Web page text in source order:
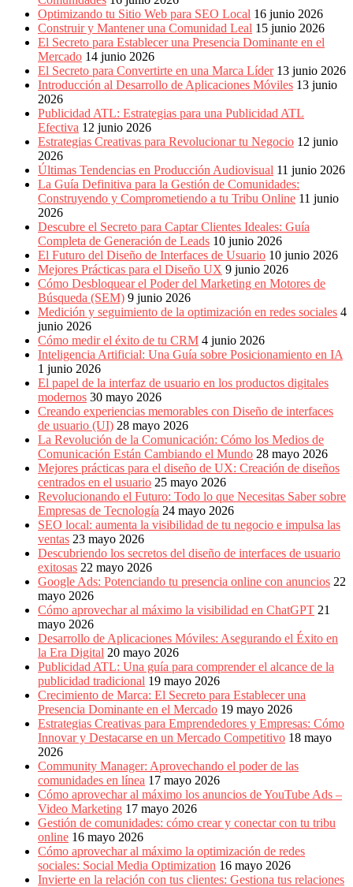
Optimizando tu Sitio Web para SEO Local 16 junio 2026
Construir y Mantener una Comunidad Leal 15 junio 2026
El Secreto para Establecer una Presencia Dominante en el
Mercado 14 junio 2026
El Secreto para Convertirte en una Marca Líder 13 junio 2026
Introducción al Desarrollo de Aplicaciones Móviles 13 junio
2026
Publicidad ATL: Estrategias para una Publicidad ATL
Efectiva 12 junio 2026
Estrategias Creativas para Revolucionar tu Negocio 12 junio
2026
Últimas Tendencias en Producción Audiovisual 11 junio 2026
La Guía Definitiva para la Gestión de Comunidades:
Construyendo y Comprometiendo a tu Tribu Online 11 junio
2026
Descubre el Secreto para Captar Clientes Ideales: Guía
Completa de Generación de Leads 10 junio 2026
El Futuro del Diseño de Interfaces de Usuario 10 junio 2026
Mejores Prácticas para el Diseño UX 9 junio 2026
Cómo Desbloquear el Poder del Marketing en Motores de
Búsqueda (SEM) 9 junio 2026
Medición y seguimiento de la optimización en redes sociales 4
junio 2026
Cómo medir el éxito de tu CRM 4 junio 2026
Inteligencia Artificial: Una Guía sobre Posicionamiento en IA
1 junio 2026
El papel de la interfaz de usuario en los productos digitales
modernos 30 mayo 2026
Creando experiencias memorables con Diseño de interfaces
de usuario (UI) 28 mayo 2026
La Revolución de la Comunicación: Cómo los Medios de
Comunicación Están Cambiando el Mundo 28 mayo 2026
Mejores prácticas para el diseño de UX: Creación de diseños
centrados en el usuario 25 mayo 2026
Revolucionando el Futuro: Todo lo que Necesitas Saber sobre
Empresas de Tecnología 24 mayo 2026
SEO local: aumenta la visibilidad de tu negocio e impulsa las
ventas 23 mayo 2026
Descubriendo los secretos del diseño de interfaces de usuario
exitosas 22 mayo 2026
Google Ads: Potenciando tu presencia online con anuncios 22
mayo 2026
Cómo aprovechar al máximo la visibilidad en ChatGPT 21
mayo 2026
Desarrollo de Aplicaciones Móviles: Asegurando el Éxito en
la Era Digital 20 mayo 2026
Publicidad ATL: Una guía para comprender el alcance de la
publicidad tradicional 19 mayo 2026
Crecimiento de Marca: El Secreto para Establecer una
Presencia Dominante en el Mercado 19 mayo 2026
Estrategias Creativas para Emprendedores y Empresas: Cómo
Innovar y Destacarse en un Mercado Competitivo 18 mayo
2026
Community Manager: Aprovechando el poder de las
comunidades en línea 17 mayo 2026
Cómo aprovechar al máximo los anuncios de YouTube Ads –
Video Marketing 17 mayo 2026
Gestión de comunidades: cómo crear y conectar con tu tribu
online 16 mayo 2026
Cómo aprovechar al máximo la optimización de redes
sociales: Social Media Optimization 16 mayo 2026
Invierte en la relación con tus clientes: Gestiona tus relaciones